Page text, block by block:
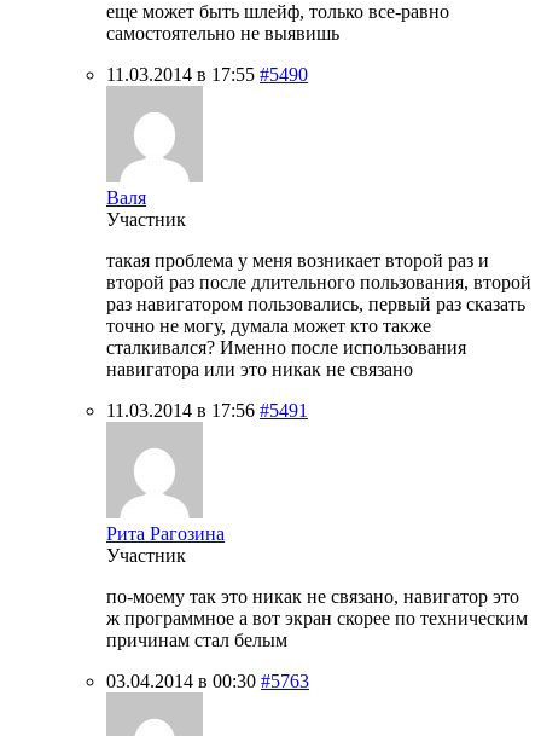
еще может быть шлейф, только все-равно
самостоятельно не выявишь
11.03.2014 в 17:55 #5490
Валя
Участник
такая проблема у меня возникает второй раз и
второй раз после длительного пользования, второй
раз навигатором пользовались, первый раз сказать
точно не могу, думала может кто также
сталкивался? Именно после использования
навигатора или это никак не связано
11.03.2014 в 17:56 #5491
Рита Рагозина
Участник
по-моему так это никак не связано, навигатор это
ж программное а вот экран скорее по техническим
причинам стал белым
03.04.2014 в 00:30 #5763